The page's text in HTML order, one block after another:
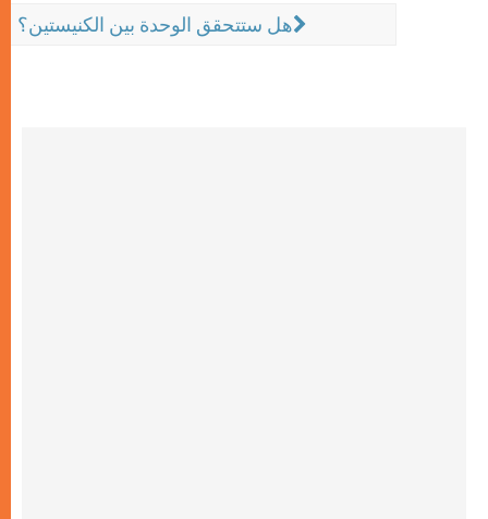
هل ستتحقق الوحدة بين الكنيستين؟